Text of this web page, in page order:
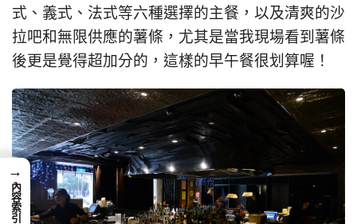
式、義式、法式等六種選擇的主餐，以及清爽的沙
拉吧和無限供應的薯條，尤其是當我現場看到薯條
後更是覺得超加分的，這樣的早午餐很划算喔！
→
內容索引